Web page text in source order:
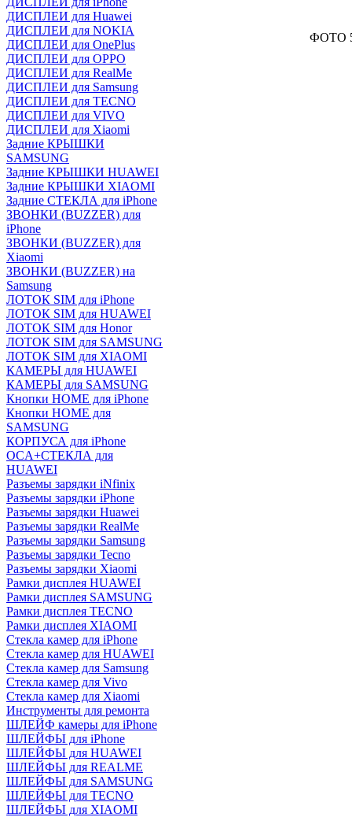
ДИСПЛЕИ для Huawei
ДИСПЛЕИ для NOKIA
ДИСПЛЕИ для OnePlus
ДИСПЛЕИ для OPPO
ДИСПЛЕИ для RealMe
ДИСПЛЕИ для Samsung
ДИСПЛЕИ для TECNO
ДИСПЛЕИ для VIVO
ДИСПЛЕИ для Xiaomi
Задние КРЫШКИ
SAMSUNG
Задние КРЫШКИ HUAWEI
Задние КРЫШКИ XIAOMI
Задние СТЕКЛА для iPhone
ЗВОНКИ (BUZZER) для
iPhone
ЗВОНКИ (BUZZER) для
Xiaomi
ЗВОНКИ (BUZZER) на
Samsung
ЛОТОК SIM для iPhone
ЛОТОК SIM для HUAWEI
ЛОТОК SIM для Honor
ЛОТОК SIM для SAMSUNG
ЛОТОК SIM для XIAOMI
КАМЕРЫ для HUAWEI
КАМЕРЫ для SAMSUNG
Кнопки HOME для iPhone
Кнопки HOME для
SAMSUNG
КОРПУСА для iPhone
OCA+СТЕКЛА для
HUAWEI
Разъемы зарядки iNfinix
Разъемы зарядки iPhone
Разъемы зарядки Huawei
Разъемы зарядки RealMe
Разъемы зарядки Samsung
Разъемы зарядки Tecno
Разъемы зарядки Xiaomi
Рамки дисплея HUAWEI
Рамки дисплея SAMSUNG
Рамки дисплея TECNO
Рамки дисплея XIAOMI
Стекла камер для iPhone
Стекла камер для HUAWEI
Стекла камер для Samsung
Стекла камер для Vivo
Стекла камер для Xiaomi
Инструменты для ремонта
ШЛЕЙФ камеры для iPhone
ШЛЕЙФЫ для iPhone
ШЛЕЙФЫ для HUAWEI
ШЛЕЙФЫ для REALME
ШЛЕЙФЫ для SAMSUNG
ШЛЕЙФЫ для TECNO
ШЛЕЙФЫ для XIAOMI
ФОТО